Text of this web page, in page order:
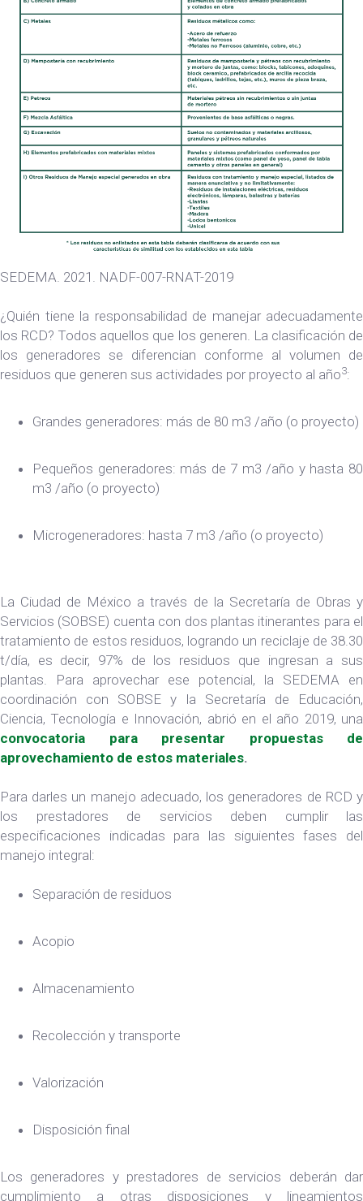
SEDEMA. 2021. NADF-007-RNAT-2019
¿Quién tiene la responsabilidad de manejar adecuadamente
los RCD? Todos aquellos que los generen. La clasificación de
los generadores se diferencian conforme al volumen de
residuos que generen sus actividades por proyecto al año3:
Grandes generadores: más de 80 m3 /año (o proyecto)
Pequeños generadores: más de 7 m3 /año y hasta 80
m3 /año (o proyecto)
Microgeneradores: hasta 7 m3 /año (o proyecto)
La Ciudad de México a través de la Secretaría de Obras y
Servicios (SOBSE) cuenta con dos plantas itinerantes para el
tratamiento de estos residuos, logrando un reciclaje de 38.30
t/día, es decir, 97% de los residuos que ingresan a sus
plantas. Para aprovechar ese potencial, la SEDEMA en
coordinación con SOBSE y la Secretaría de Educación,
Ciencia, Tecnología e Innovación, abrió en el año 2019, una
convocatoria para presentar propuestas de
aprovechamiento de estos materiales.
Para darles un manejo adecuado, los generadores de RCD y
los prestadores de servicios deben cumplir las
especificaciones indicadas para las siguientes fases del
manejo integral:
Separación de residuos
Acopio
Almacenamiento
Recolección y transporte
Valorización
Disposición final
Los generadores y prestadores de servicios deberán dar
cumplimiento a otras disposiciones y lineamientos